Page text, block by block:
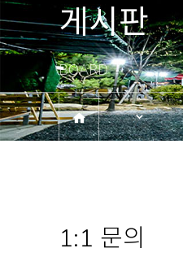
게시판
BOARD
1:1 문의